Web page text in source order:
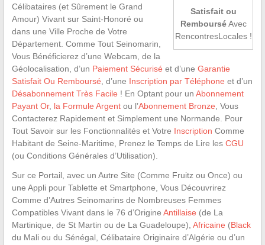
Satisfait ou
RembourséAvec
RencontresLocales !
Célibataires (et Sûrement le Grand
Amour) Vivant sur Saint-Honoré ou
dans une Ville Proche de Votre
Département. Comme Tout Seinomarin,
Vous Bénéficierez d’une Webcam, de la
Géolocalisation, d’un Paiement Sécurisé et d’une Garantie
Satisfait Ou Remboursé , d’une Inscription par Téléphone et d’un
Désabonnement Très Facile ! En Optant pour un Abonnement
Payant Or, la Formule Argentou l’Abonnement Bronze , Vous
Contacterez Rapidement et Simplement une Normande. Pour
Tout Savoir sur les Fonctionnalités et Votre Inscription Comme
Habitant de Seine-Maritime, Prenez le Temps de Lire les CGU
(ou Conditions Générales d’Utilisation).
Sur ce Portail, avec un Autre Site (Comme Fruitz ou Once) ou
une Appli pour Tablette et Smartphone, Vous Découvrirez
Comme d’Autres Seinomarins de Nombreuses Femmes
Compatibles Vivant dans le 76 d’Origine Antillaise (de La
Martinique, de St Martin ou de La Guadeloupe), Africaine (Black
du Mali ou du Sénégal, Célibataire Originaire d’Algérie ou d’un